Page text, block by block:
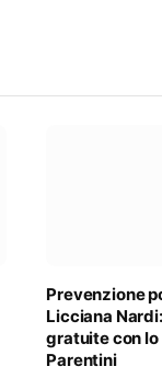
Prevenzione
Licciana
gratuite con
Parentini